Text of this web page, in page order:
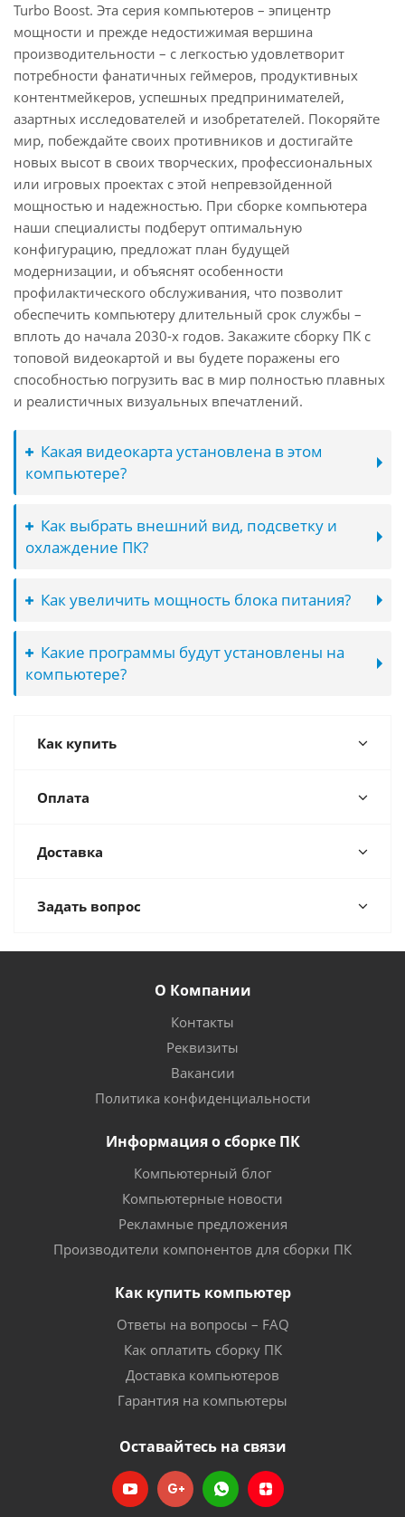
Turbo Boost. Эта серия компьютеров – эпицентр
мощности и прежде недостижимая вершина
производительности – с легкостью удовлетворит
потребности фанатичных геймеров, продуктивных
контентмейкеров, успешных предпринимателей,
азартных исследователей и изобретателей. Покоряйте
мир, побеждайте своих противников и достигайте
новых высот в своих творческих, профессиональных
или игровых проектах с этой непревзойденной
мощностью и надежностью. При сборке компьютера
наши специалисты подберут оптимальную
конфигурацию, предложат план будущей
модернизации, и объяснят особенности
профилактического обслуживания, что позволит
обеспечить компьютеру длительный срок службы –
вплоть до начала 2030-х годов. Закажите сборку ПК с
топовой видеокартой и вы будете поражены его
способностью погрузить вас в мир полностью плавных
и реалистичных визуальных впечатлений.
Какая видеокарта установлена в этом
компьютере?
Как выбрать внешний вид, подсветку и
охлаждение ПК?
Как увеличить мощность блока питания?
Какие программы будут установлены на
компьютере?
Как купить
Оплата
Доставка
Задать вопрос
О Компании
Контакты
Реквизиты
Вакансии
Политика конфиденциальности
Информация о сборке ПК
Компьютерный блог
Компьютерные новости
Рекламные предложения
Производители компонентов для сборки ПК
Как купить компьютер
Ответы на вопросы – FAQ
Как оплатить сборку ПК
Доставка компьютеров
Гарантия на компьютеры
Оставайтесь на связи